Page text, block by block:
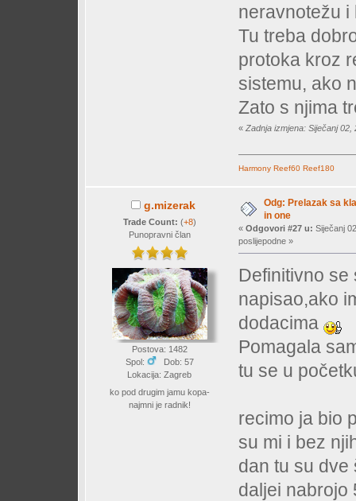
neravnotežu i
Tu treba
protoka kroz
sistemu, ako
Zato s njima
« Zadnja izmjena: Siječanj
Harmony Reef60 Reef180
g.mizerak
Trade Count: (+8)
Punopravni član
Postova: 1482
Spol:
Dob: 57
Lokacija: Zagreb
ko pod drugim jamu kopa-
najmni je radnik!
Odg: Prelazak sa
in one
« Odgovori #27 u: Siječanj
poslijepodne »
Definitivno se
napisao,ako
dodacima
Pomagala
tu se u
recimo ja bio
su mi i bez
dan tu su dve
daljei